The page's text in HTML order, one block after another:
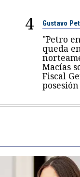
4 Gustavo
"Petro
queda
Macías
Fiscal